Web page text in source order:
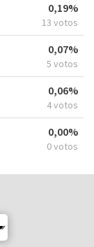
0,19%
13 votos
0,07%
5 votos
0,06%
4 votos
0,00%
0 votos